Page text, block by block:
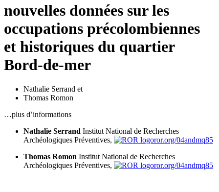
nouvelles données sur les
occupations précolombiennes
et historiques du quartier
Bord-de-mer
Nathalie Serrand et
Thomas Romon
…plus d’informations
Nathalie Serrand Institut National de Recherches
Archéologiques Préventives,
ror.org/04andmq85
Thomas Romon Institut National de Recherches
Archéologiques Préventives,
ror.org/04andmq85